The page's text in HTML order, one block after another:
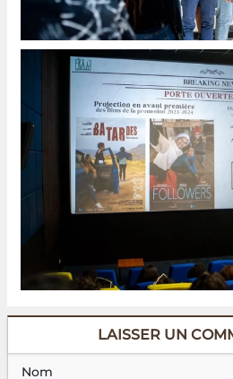
LAISSER UN
Nom